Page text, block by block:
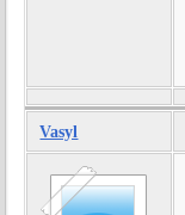
Vasyl